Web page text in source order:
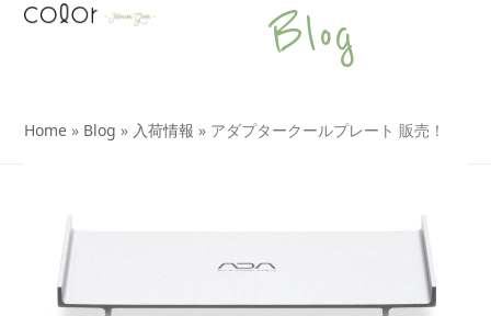
SkipOpen
Close
Blog
Home » Blog » 入荷情報 » アダプタークールプレート 販売！